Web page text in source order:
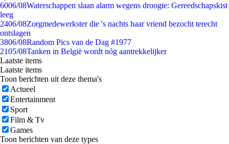
6006/08Waterschappen slaan alarm wegens droogte: Gereedschapskist
leeg
2406/08Zorgmedewerkster die 's nachts haar vriend bezocht terecht
ontslagen
3806/08Random Pics van de Dag #1977
2105/08Tanken in België wordt nóg aantrekkelijker
Laatste items
Laatste items
Toon berichten uit deze thema's
Actueel
Entertainment
Sport
Film & Tv
Games
Toon berichten van deze types